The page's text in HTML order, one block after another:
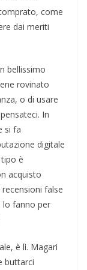
come
dai meriti
bellissimo
rovinato
o di usare
In
si fa
digitale
è
acquisto
false
lo fanno per
è lì. Magari
buttarci